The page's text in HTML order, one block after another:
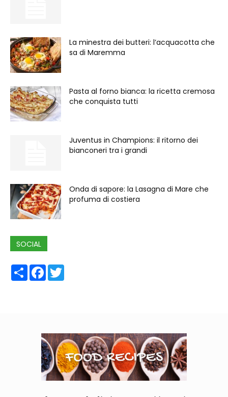
La minestra dei butteri: l’acquacotta che
sa di Maremma
Pasta al forno bianca: la ricetta cremosa
che conquista tutti
Juventus in Champions: il ritorno dei
bianconeri tra i grandi
Onda di sapore: la Lasagna di Mare che
profuma di costiera
SOCIAL
ShareFacebook